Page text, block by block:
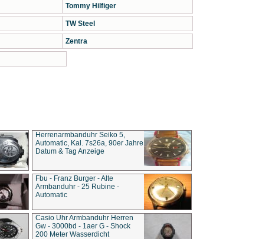
Tommy Hilfiger
TW Steel
Zentra
Herrenarmbanduhr Seiko 5,
Automatic, Kal. 7s26a, 90er Jahre
Datum & Tag Anzeige
Fbu - Franz Burger - Alte
Armbanduhr - 25 Rubine -
Automatic
Casio Uhr Armbanduhr Herren
Gw - 3000bd - 1aer G - Shock
200 Meter Wasserdicht